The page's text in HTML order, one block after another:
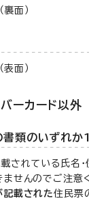
裏面）
表面）
ーカード以外
書類のいずれか1
載されている氏名
せんのでご注意く
記載された住民票